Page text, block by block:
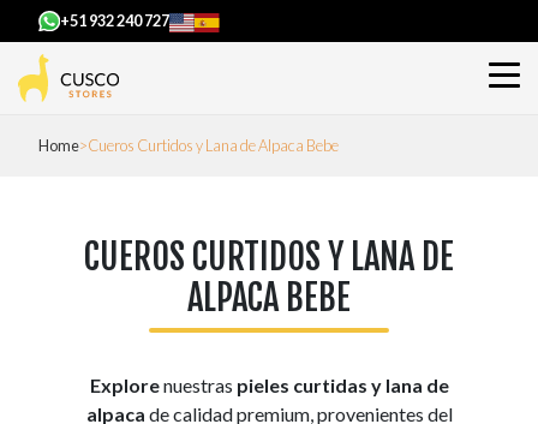
+51 932 240 727
Home Cueros Curtidos y Lana de Alpaca Bebe
CUEROS CURTIDOS Y LANA DE
ALPACA BEBE
Explorenuestras pieles curtidas y lana de
alpaca de calidad premium, provenientes del